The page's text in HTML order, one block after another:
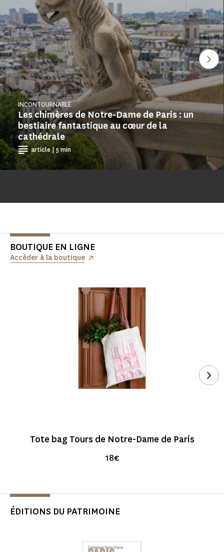
Les chimères de Notre-Dame de Paris : un
bestiaire fantastique au cœur de la
cathédrale
INCONTOURNABLE
article | 5 min
BOUTIQUE EN LIGNE
Accéder à la boutique
Tote bag Tours de Notre-Dame de Paris
18€
ÉDITIONS DU PATRIMOINE